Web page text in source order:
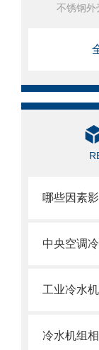
不锈钢外
哪些因素
中央空调
工业冷水